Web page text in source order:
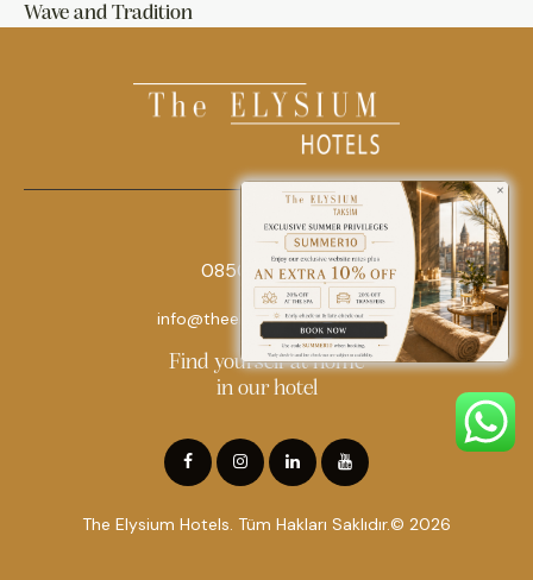
Wave and Tradition
0850 242 18 18
info@theelysiumhotels.com
Find yourself at home
in our hotel
The Elysium Hotels. Tüm Hakları Saklıdır.© 2026